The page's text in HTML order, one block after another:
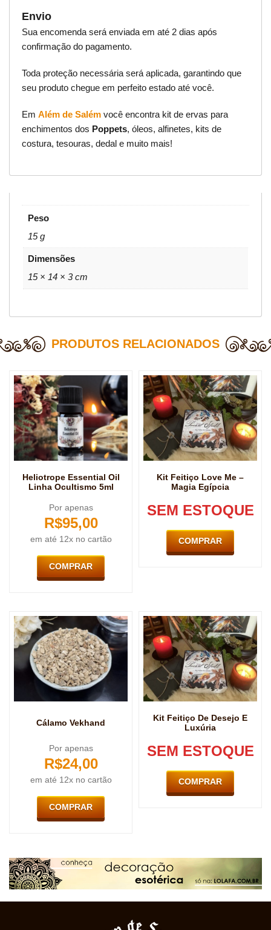
Envio
Sua encomenda será enviada em até 2 dias após
confirmação do pagamento.
Toda proteção necessária será aplicada, garantindo que
seu produto chegue em perfeito estado até você.
Em Além de Salém você encontra kit de ervas para
enchimentos dos Poppets, óleos, alfinetes, kits de
costura, tesouras, dedal e muito mais!
Peso
15 g
Dimensões
15 × 14 × 3 cm
PRODUTOS RELACIONADOS
Heliotrope Essential Oil
Linha Ocultismo 5ml
Por apenas
R$95,00
em até 12x no cartão
COMPRAR
Kit Feitiço Love Me –
Magia Egípcia
SEM ESTOQUE
COMPRAR
Cálamo Vekhand
Por apenas
R$24,00
em até 12x no cartão
COMPRAR
Kit Feitiço De Desejo E
Luxúria
SEM ESTOQUE
COMPRAR